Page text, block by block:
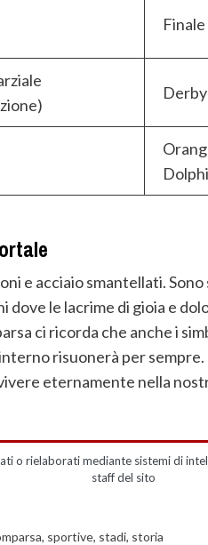
e acciaio smantellati.
le lacrime di gioia e
ci ricorda che anche i
risuonerà per
eternamente nella
o rielaborati mediante sistemi di
staff del sito
, sportive, stadi, storia